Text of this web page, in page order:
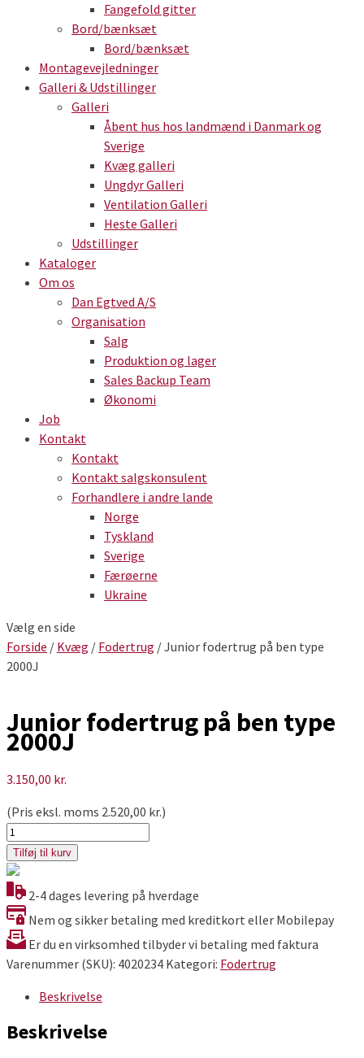
Fangefold gitter
Bord/bænksæt
Bord/bænksæt
Montagevejledninger
Galleri & Udstillinger
Galleri
Åbent hus hos landmænd i Danmark og
Sverige
Kvæg galleri
Ungdyr Galleri
Ventilation Galleri
Heste Galleri
Udstillinger
Kataloger
Om os
Dan Egtved A/S
Organisation
Salg
Produktion og lager
Sales Backup Team
Økonomi
Job
Kontakt
Kontakt
Kontakt salgskonsulent
Forhandlere i andre lande
Norge
Tyskland
Sverige
Færøerne
Ukraine
Vælg en side
Forside / Kvæg / Fodertrug / Junior fodertrug på ben type
2000J
Junior fodertrug på ben type
2000J
3.150,00 kr.
(Pris eksl. moms 2.520,00 kr.)
Junior
fodertrug
på
ben
type
2000J
antal
Tilføj til kurv
2-4 dages levering på hverdage
Nem og sikker betaling med kreditkort eller Mobilepay
Er du en virksomhed tilbyder vi betaling med faktura
Varenummer (SKU): 4020234 Kategori: Fodertrug
Beskrivelse
Beskrivelse